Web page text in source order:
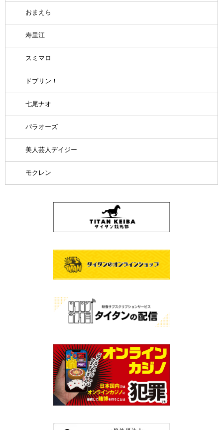
おまえら
寿里江
スミマロ
ドブリン！
七尾ナオ
パラオーズ
美人芸人デイジー
モクレン